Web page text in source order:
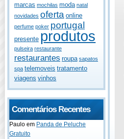
marcas mochilas moda natal
novidades oferta online
perfume poker portugal
presente produtos
pulseira restaurante
restaurantes roupa sapatos
spa telemoveis tratamento
viagens vinhos
Comentários Recentes
Paulo em Panda de Peluche
Gratuito